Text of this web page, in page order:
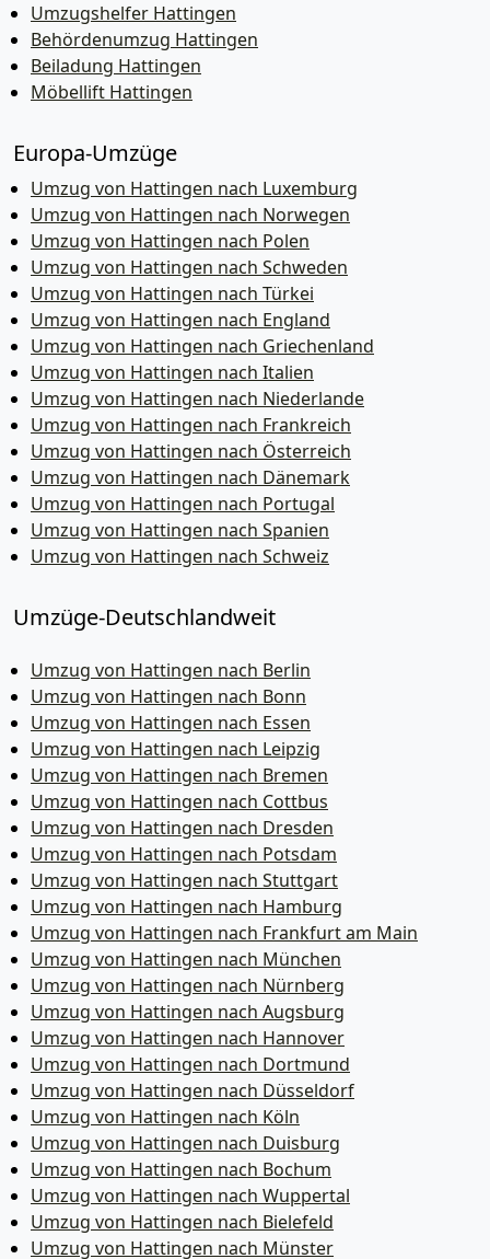
Umzugshelfer Hattingen
Behördenumzug Hattingen
Beiladung Hattingen
Möbellift Hattingen
Europa-Umzüge
Umzug von Hattingen nach Luxemburg
Umzug von Hattingen nach Norwegen
Umzug von Hattingen nach Polen
Umzug von Hattingen nach Schweden
Umzug von Hattingen nach Türkei
Umzug von Hattingen nach England
Umzug von Hattingen nach Griechenland
Umzug von Hattingen nach Italien
Umzug von Hattingen nach Niederlande
Umzug von Hattingen nach Frankreich
Umzug von Hattingen nach Österreich
Umzug von Hattingen nach Dänemark
Umzug von Hattingen nach Portugal
Umzug von Hattingen nach Spanien
Umzug von Hattingen nach Schweiz
Umzüge-Deutschlandweit
Umzug von Hattingen nach Berlin
Umzug von Hattingen nach Bonn
Umzug von Hattingen nach Essen
Umzug von Hattingen nach Leipzig
Umzug von Hattingen nach Bremen
Umzug von Hattingen nach Cottbus
Umzug von Hattingen nach Dresden
Umzug von Hattingen nach Potsdam
Umzug von Hattingen nach Stuttgart
Umzug von Hattingen nach Hamburg
Umzug von Hattingen nach Frankfurt am Main
Umzug von Hattingen nach München
Umzug von Hattingen nach Nürnberg
Umzug von Hattingen nach Augsburg
Umzug von Hattingen nach Hannover
Umzug von Hattingen nach Dortmund
Umzug von Hattingen nach Düsseldorf
Umzug von Hattingen nach Köln
Umzug von Hattingen nach Duisburg
Umzug von Hattingen nach Bochum
Umzug von Hattingen nach Wuppertal
Umzug von Hattingen nach Bielefeld
Umzug von Hattingen nach Münster